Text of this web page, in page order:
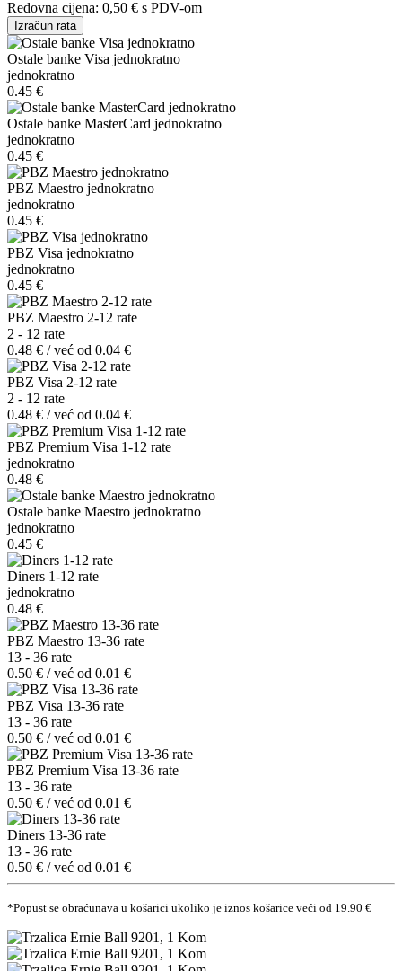
Redovna cijena: 0,50 € s PDV-om
Izračun rata
Ostale banke Visa jednokratno
jednokratno
0.45 €
Ostale banke MasterCard jednokratno
jednokratno
0.45 €
PBZ Maestro jednokratno
jednokratno
0.45 €
PBZ Visa jednokratno
jednokratno
0.45 €
PBZ Maestro 2-12 rate
2 - 12 rate
0.48 € / već od 0.04 €
PBZ Visa 2-12 rate
2 - 12 rate
0.48 € / već od 0.04 €
PBZ Premium Visa 1-12 rate
jednokratno
0.48 €
Ostale banke Maestro jednokratno
jednokratno
0.45 €
Diners 1-12 rate
jednokratno
0.48 €
PBZ Maestro 13-36 rate
13 - 36 rate
0.50 € / već od 0.01 €
PBZ Visa 13-36 rate
13 - 36 rate
0.50 € / već od 0.01 €
PBZ Premium Visa 13-36 rate
13 - 36 rate
0.50 € / već od 0.01 €
Diners 13-36 rate
13 - 36 rate
0.50 € / već od 0.01 €
*Popust se obraćunava u košarici ukoliko je iznos košarice veći od 19.90 €